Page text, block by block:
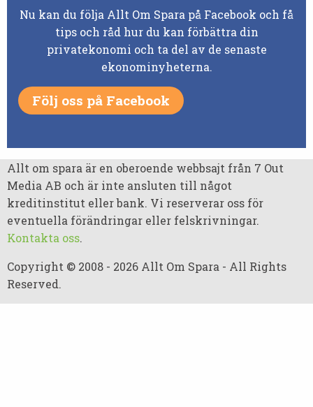
Nu kan du följa Allt Om Spara på Facebook och få
tips och råd hur du kan förbättra din
privatekonomi och ta del av de senaste
ekonominyheterna.
Följ oss på Facebook
Allt om spara är en oberoende webbsajt från 7 Out
Media AB och är inte ansluten till något
kreditinstitut eller bank. Vi reserverar oss för
eventuella förändringar eller felskrivningar.
Kontakta oss.
Copyright © 2008 - 2026 Allt Om Spara - All Rights
Reserved.